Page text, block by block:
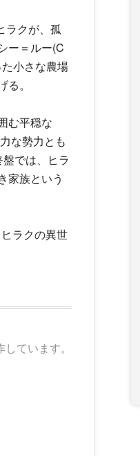
ラクが、孤
ー＝ルー(C
小さな農場
。
む平穏な
な勢力とも
では、ヒラ
家族という
ラクの異世
ています。